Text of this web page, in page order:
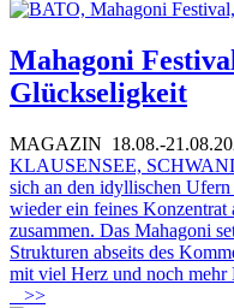
Mahagoni
Glückseligkeit
MAGAZIN 18.08.-
KLAUSENSEE,
sich an den idyllischen
wieder ein feines Konzentrat
zusammen. Das Mahagoni
Strukturen abseits des
mit viel Herz und noch mehr
>>